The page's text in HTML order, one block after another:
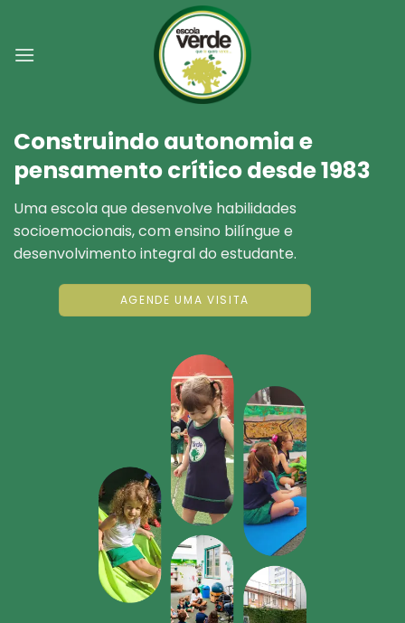
content
Construindo autonomia e
pensamento crítico desde 1983
Uma escola que desenvolve habilidades
socioemocionais, com ensino bilíngue e
desenvolvimento integral do estudante.
AGENDE UMA VISITA